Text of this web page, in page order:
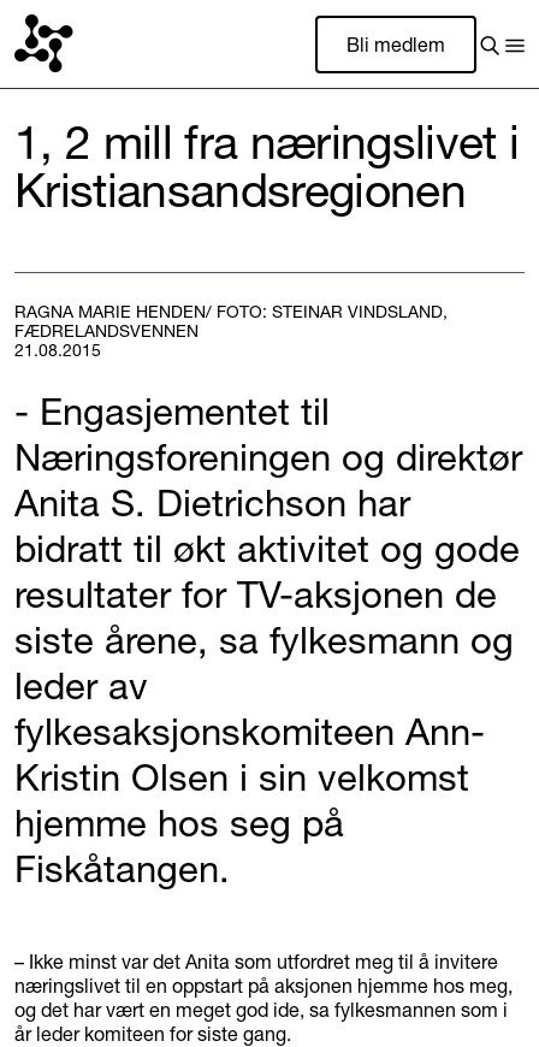
Bli medlem
1, 2 mill fra næringslivet i
Kristiansandsregionen
RAGNA MARIE HENDEN/ FOTO: STEINAR VINDSLAND,
FÆDRELANDSVENNEN
21.08.2015
- Engasjementet til
Næringsforeningen og direktør
Anita S. Dietrichson har
bidratt til økt aktivitet og gode
resultater for TV-aksjonen de
siste årene, sa fylkesmann og
leder av
fylkesaksjonskomiteen Ann-
Kristin Olsen i sin velkomst
hjemme hos seg på
Fiskåtangen.
– Ikke minst var det Anita som utfordret meg til å invitere
næringslivet til en oppstart på aksjonen hjemme hos meg,
og det har vært en meget god ide, sa fylkesmannen som i
år leder komiteen for siste gang.